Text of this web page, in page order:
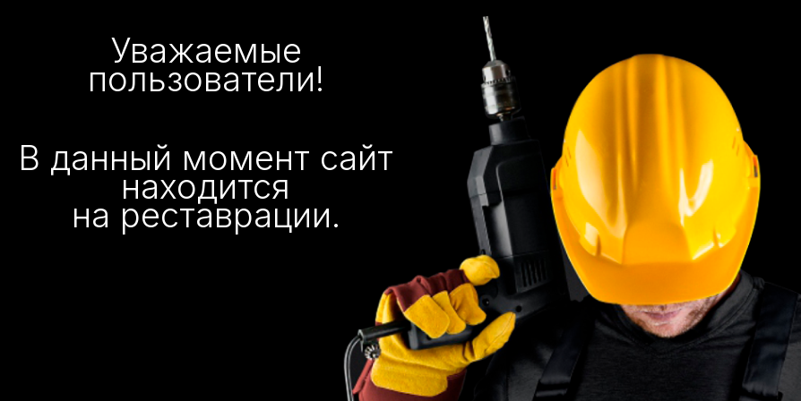
Уважаемые
пользователи!
В данный момент сайт
находится
на реставрации.